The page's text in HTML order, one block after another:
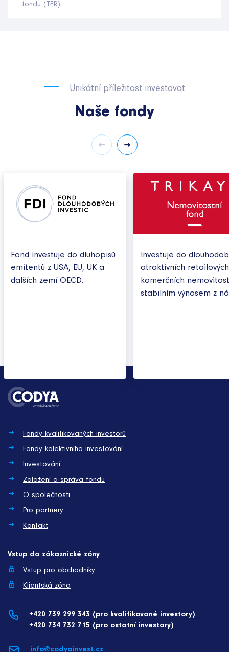
fondu (TER)
Unikátní příležitost investovat
Naše fondy
Fond investuje do dluhopisů
emitentů z USA, EU, UK a
dalších zemí OECD.
Investuje do
atraktivních
komerčních
stabilním výnosem z
Fondy kvalifikovaných investorů
Fondy kolektivního investování
Investování
Založení a správa fondu
O společnosti
Pro partnery
Kontakt
Vstup do zákaznické zóny
Vstup pro obchodníky
Klientská zóna
+420 739 299 343 (pro kvalifikované investory)
+420 734 732 715 (pro ostatní investory)
info@codyainvest.cz